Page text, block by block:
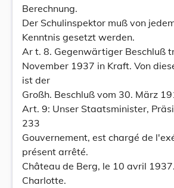
Berechnung.
Der Schulinspektor muß von
Kenntnis gesetzt werden.
Ar t. 8. Gegenwärtiger Beschluß
November 1937 in Kraft. Von
ist der
Großh. Beschluß vom 30. März
Art. 9: Unser Staatsminister,
233
Gouvernement, est chargé de
présent arrêté.
Château de Berg, le 10 avril 1937.
Charlotte.